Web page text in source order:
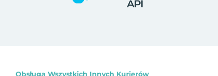
Obsługa Wszystkich Innych Kurierów